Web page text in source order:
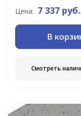
Цена: 7 337
В
Смотреть